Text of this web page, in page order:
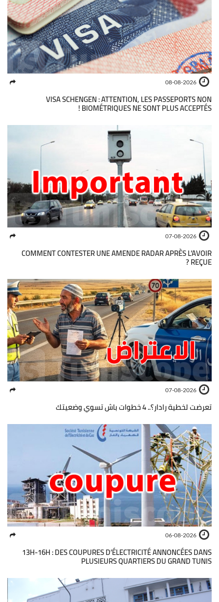
08-08-2026
VISA SCHENGEN : ATTENTION, LES PASSEPORTS NON
BIOMÉTRIQUES NE SONT PLUS ACCEPTÉS !
07-08-2026
COMMENT CONTESTER UNE AMENDE RADAR APRÈS L’AVOIR
REÇUE ?
07-08-2026
تعرضت لخطية رادار؟.. 4 خطوات باش تسوي وضعيتك
06-08-2026
13H-16H : DES COUPURES D’ÉLECTRICITÉ ANNONCÉES DANS
PLUSIEURS QUARTIERS DU GRAND TUNIS